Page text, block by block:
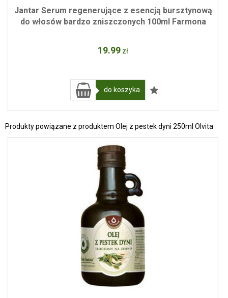
Jantar Serum regenerujące z esencją bursztynową
do włosów bardzo zniszczonych 100ml Farmona
19.99 zł
do koszyka
Produkty powiązane z produktem Olej z pestek dyni 250ml Olvita